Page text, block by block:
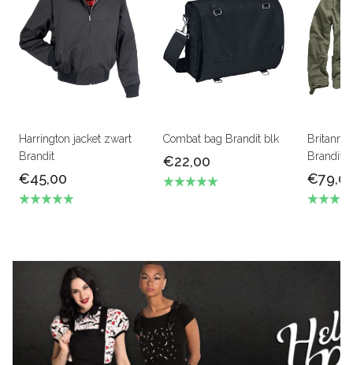
Harrington jacket zwart
Brandit
€45,00
Combat bag Brandit blk
€22,00
Brandit